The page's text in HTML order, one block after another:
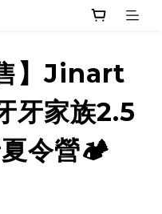
】Jinart
家族2.5
夏令營🏕